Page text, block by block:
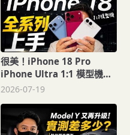
很美！iPhone 18 Pro
iPhone Ultra 1:1 模型機上
手
2026-07-19